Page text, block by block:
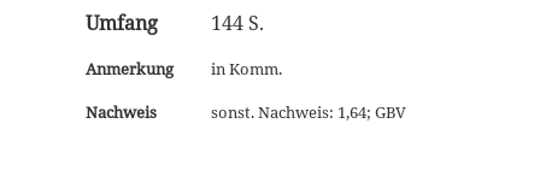
Umfang
144 S.
Anmerkung
in Komm.
Nachweis
sonst. Nachweis: 1,64; GBV